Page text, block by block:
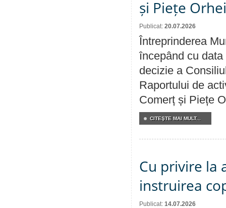
și Piețe
Publicat: 20.07.2026
Întreprinderea
începând cu
decizie a
Raportului de
Comerț și Piețe
CITEŞTE MAI MULT...
Cu privire la
instruirea
Publicat: 14.07.2026